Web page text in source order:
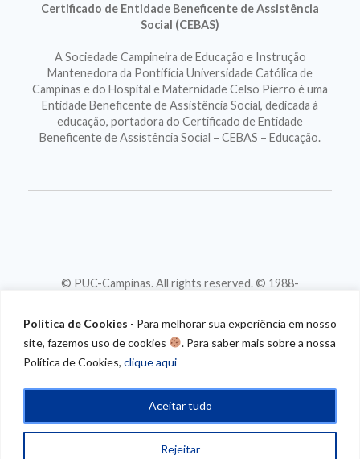
Política de Cookies - Para melhorar sua experiência em nosso
site, fazemos uso de cookies
. Para saber mais sobre a nossa
Política de Cookies, clique aqui
Rejeitar
Aceitar tudo
Certificado de Entidade Beneficente de Assistência
Social (CEBAS)
A Sociedade Campineira de Educação e Instrução
Mantenedora da Pontifícia Universidade Católica de
Campinas e do Hospital e Maternidade Celso Pierro é uma
Entidade Beneficente de Assistência Social, dedicada à
educação, portadora do Certificado de Entidade
Beneficente de Assistência Social – CEBAS – Educação.
© PUC-Campinas. All rights reserved. © 1988-